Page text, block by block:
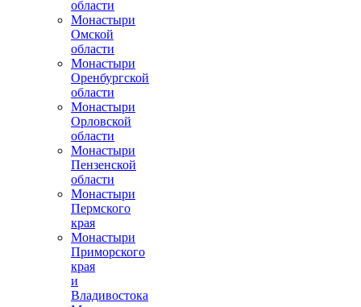
области
Монастыри
Омской
области
Монастыри
Оренбургской
области
Монастыри
Орловской
области
Монастыри
Пензенской
области
Монастыри
Пермского
края
Монастыри
Приморского
края
и
Владивостока